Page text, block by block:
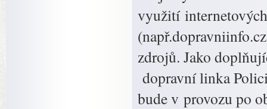
využití
zdrojů. Jako
dopravní linka
bude v provozu po